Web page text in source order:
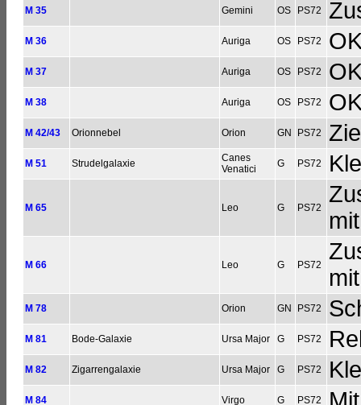
M 35 Gemini OS PS72
M 36 Auriga OS PS72
M 37 Auriga OS PS72
M 38 Auriga OS PS72
M 42/43 Orionnebel Orion GN PS72
M 51 Strudelgalaxie
Canes
Venatici
G PS72
M 65 Leo G PS72
M 66 Leo G PS72
M 78 Orion GN PS72
M 81 Bode-Galaxie Ursa Major G PS72
M 82 Zigarrengalaxie Ursa Major G PS72
M 84 Virgo G PS72